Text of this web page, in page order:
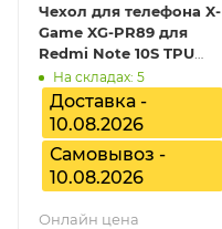
Чехол для телефона X-
Game XG-PR89 для
Redmi Note 10S TPU
Красный
На складах: 5
Доставка -
10.08.2026
Самовывоз -
10.08.2026
Онлайн цена